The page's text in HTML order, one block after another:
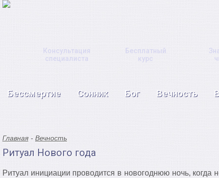
Консультация
специалиста
Бесплатный
курс
Бессмертие Сонник Бог Вечность
Главная Вечность
Ритуал Нового года
Ритуал инициации проводится в новогоднюю ночь, когда